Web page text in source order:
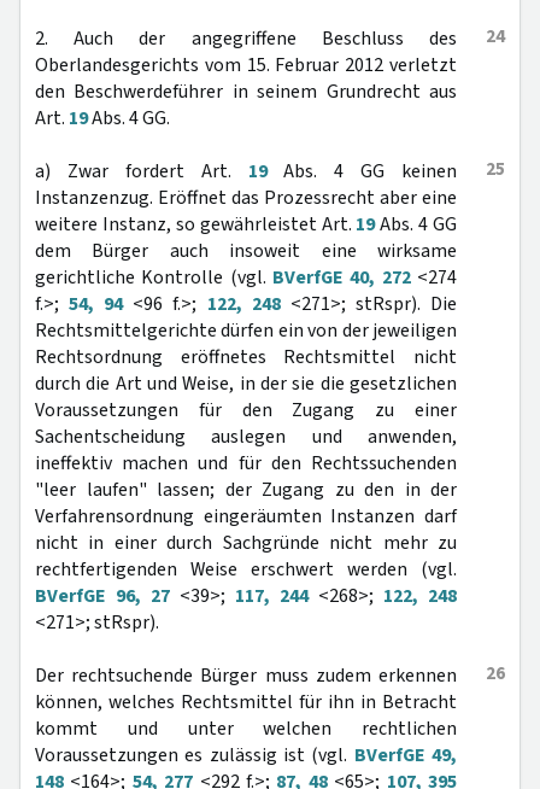
24
2. Auch der angegriffene Beschluss des
Oberlandesgerichts vom 15. Februar 2012 verletzt
den Beschwerdeführer in seinem Grundrecht aus
Art. 19Abs. 4 GG.
25
a) Zwar fordert Art. 19Abs. 4 GG keinen
Instanzenzug. Eröffnet das Prozessrecht aber eine
weitere Instanz, so gewährleistet Art. 19Abs. 4 GG
dem Bürger auch insoweit eine wirksame
gerichtliche Kontrolle (vgl. BVerfGE 40, 272<274
f.>;54, 94<96 f.>; 122, 248<271>; stRspr). Die
Rechtsmittelgerichte dürfen ein von der jeweiligen
Rechtsordnung eröffnetes Rechtsmittel nicht
durch die Art und Weise, in der sie die gesetzlichen
Voraussetzungen für den Zugang zu einer
Sachentscheidung auslegen und anwenden,
ineffektiv machen und für den Rechtssuchenden
"leer laufen" lassen; der Zugang zu den in der
Verfahrensordnung eingeräumten Instanzen darf
nicht in einer durch Sachgründe nicht mehr zu
rechtfertigenden Weise erschwert werden (vgl.
BVerfGE 96, 27 <39>; 117, 244<268>; 122, 248
<271>; stRspr).
26
Der rechtsuchende Bürger muss zudem erkennen
können, welches Rechtsmittel für ihn in Betracht
kommt und unter welchen rechtlichen
Voraussetzungen es zulässig ist (vgl. BVerfGE 49,
148 <164>; 54, 277 <292 f.>; 87, 48<65>; 107, 395